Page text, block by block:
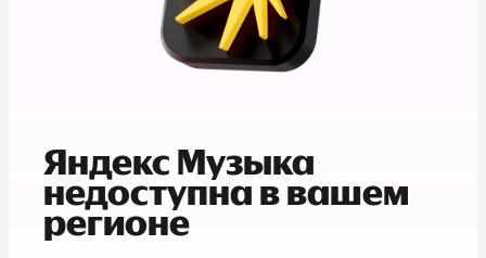
Яндекс Музыка
недоступна в вашем
регионе